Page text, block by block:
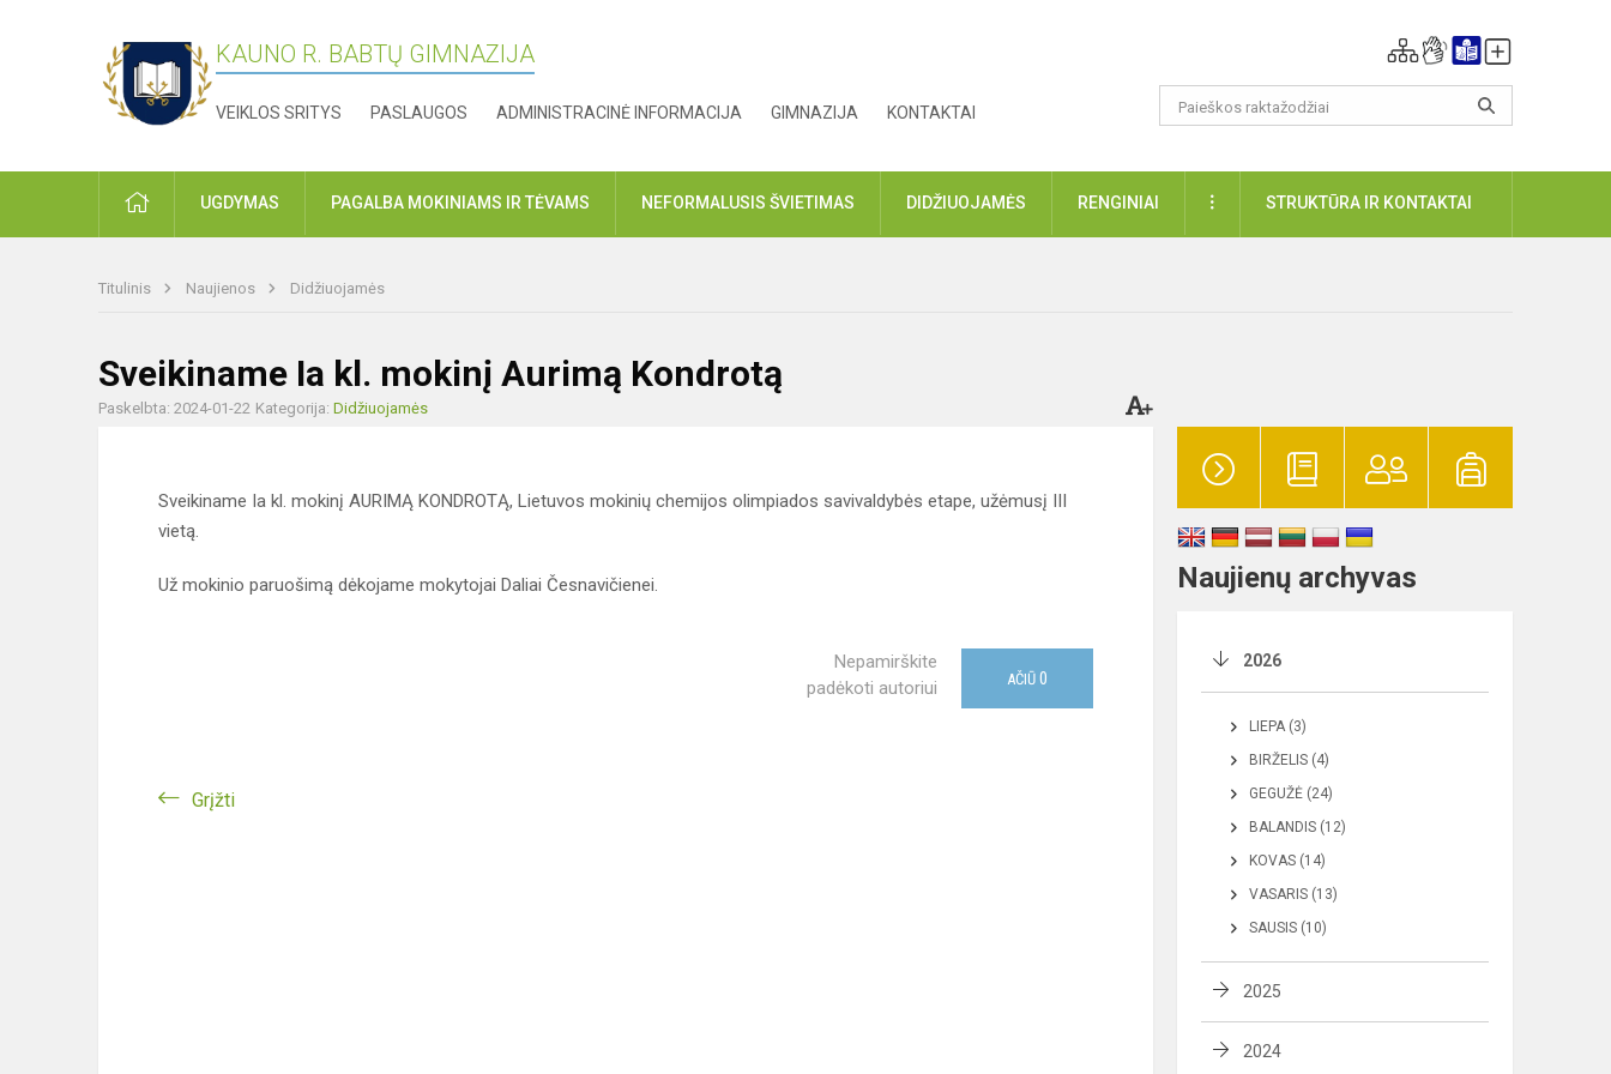
KAUNO R. BABTŲ GIMNAZIJA
VEIKLOS SRITYS PASLAUGOS ADMINISTRACINĖ INFORMACIJA GIMNAZIJA KONTAKTAI
PRADŽIAUGDYMAS PAGALBA MOKINIAMS IR TĖVAMS NEFORMALUSIS ŠVIETIMAS DIDŽIUOJAMĖS RENGINIAI DAUGIAUSTRUKTŪRA IR KONTAKTAI
Titulinis Naujienos Didžiuojamės
Sveikiname Ia kl. mokinį Aurimą Kondrotą
Paskelbta: 2024-01-22 Kategorija: Didžiuojamės
Sveikiname Ia kl. mokinį AURIMĄ KONDROTĄ, Lietuvos mokinių chemijos olimpiados savivaldybės etape, užėmusį III
vietą.
Už mokinio paruošimą dėkojame mokytojai Daliai Česnavičienei.
Nepamirškite
padėkoti autoriui
AČIŪ 0
Grįžti
Naujienų archyvas
2026
LIEPA (3)
BIRŽELIS (4)
GEGUŽĖ (24)
BALANDIS (12)
KOVAS (14)
VASARIS (13)
SAUSIS (10)
2025
2024